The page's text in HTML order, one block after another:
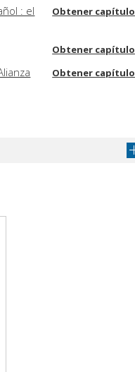
: el
Obtener capítulo
Obtener capítulo
Obtener capítulo